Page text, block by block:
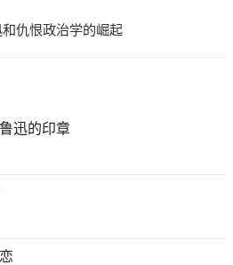
和仇恨政治学的崛起
迅的印章